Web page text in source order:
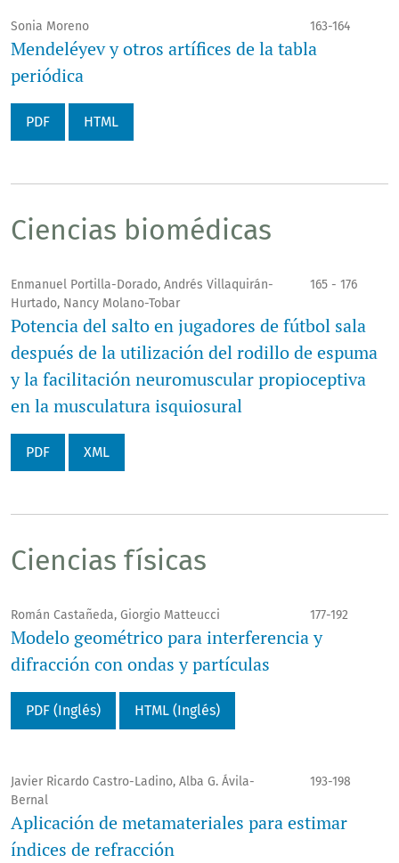
Sonia Moreno 163-164
Mendeléyev y otros artífices de la tabla
periódica
PDF HTML
Ciencias biomédicas
Enmanuel Portilla-Dorado, Andrés Villaquirán-
Hurtado, Nancy Molano-Tobar
165 - 176
Potencia del salto en jugadores de fútbol sala
después de la utilización del rodillo de espuma
y la facilitación neuromuscular propioceptiva
en la musculatura isquiosural
PDF XML
Ciencias físicas
Román Castañeda, Giorgio Matteucci 177-192
Modelo geométrico para interferencia y
difracción con ondas y partículas
PDF (Inglés) HTML (Inglés)
Javier Ricardo Castro-Ladino, Alba G. Ávila-
Bernal
193-198
Aplicación de metamateriales para estimar
índices de refracción